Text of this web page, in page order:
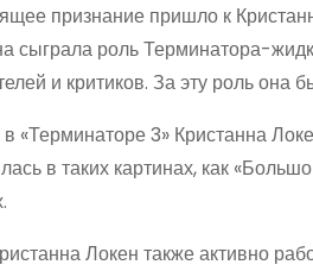
признание пришло к
сыграла роль Терминатора-
и критиков. За эту роль
«Терминаторе 3» Кристанна
в таких картинах, как
Локен также активно